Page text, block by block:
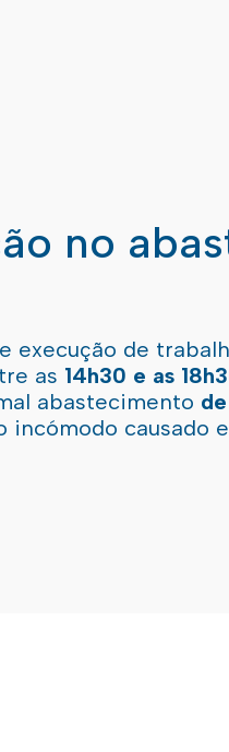
no
execução de
as 14h30 e as
abastecimento
incómodo causado